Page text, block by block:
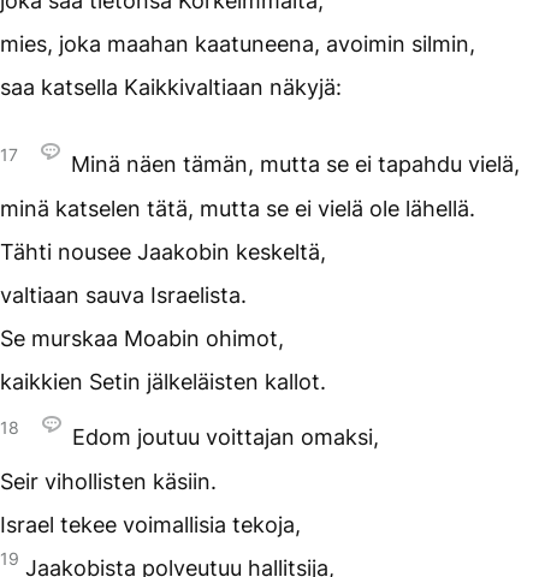
mies, joka maahan kaatuneena, avoimin silmin,
saa katsella Kaikkivaltiaan näkyjä:
17
Minä näen tämän, mutta se ei tapahdu vielä,
minä katselen tätä, mutta se ei vielä ole lähellä.
Tähti nousee Jaakobin keskeltä,
valtiaan sauva Israelista.
Se murskaa Moabin ohimot,
kaikkien Setin jälkeläisten kallot.
18
Edom joutuu voittajan omaksi,
Seir vihollisten käsiin.
Israel tekee voimallisia tekoja,
19 Jaakobista polveutuu hallitsija,